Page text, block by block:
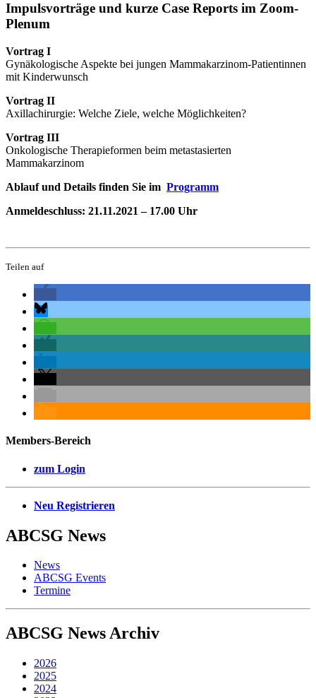
Impulsvorträge und kurze Case Reports im Zoom-
Plenum
Vortrag I
Gynäkologische Aspekte bei jungen Mammakarzinom-Patientinnen
mit Kinderwunsch
Vortrag II
Axillachirurgie: Welche Ziele, welche Möglichkeiten?
Vortrag III
Onkologische Therapieformen beim metastasierten
Mammakarzinom
Ablauf und Details finden Sie im Programm
Anmeldeschluss: 21.11.2021 – 17.00 Uhr
Teilen auf
Members-Bereich
zum Login
Neu Registrieren
ABCSG News
News
ABCSG Events
Termine
ABCSG News Archiv
2026
2025
2024